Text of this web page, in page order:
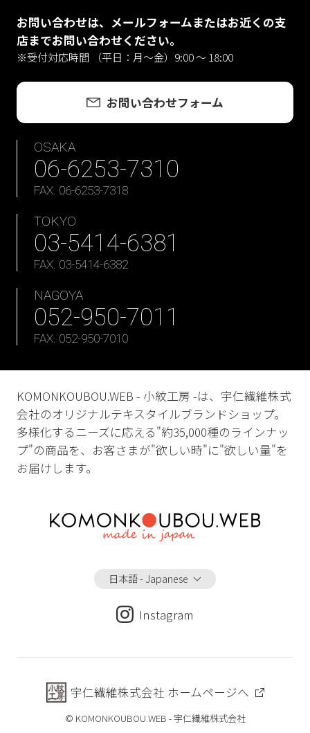
お問い合わせは、メールフォームまたはお近くの支
店までお問い合わせください。
※受付対応時間 （平日：月〜金）9:00 ～ 18:00
お問い合わせフォーム
OSAKA
06-6253-7310
FAX. 06-6253-7318
TOKYO
03-5414-6381
FAX. 03-5414-6382
NAGOYA
052-950-7011
FAX. 052-950-7010
日本語 - Japanese
Instagram
KOMONKOUBOU.WEB - 小紋工房 -は、宇仁繊維株式
会社のオリジナルテキスタイルブランドショップ。
多様化するニーズに応える"約35,000種のラインナッ
プ"の商品を、お客さまが"欲しい時"に"欲しい量"を
お届けします。
宇仁繊維株式会社 ホームページへ
© KOMONKOUBOU.WEB - 宇仁繊維株式会社